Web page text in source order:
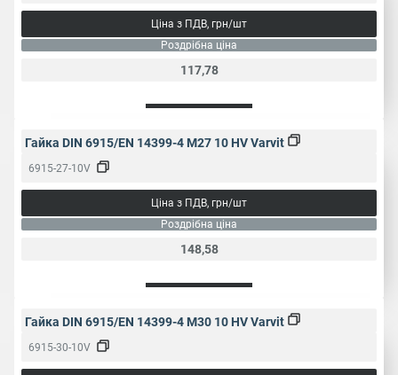
Ціна з ПДВ, грн/шт
Роздрібна ціна
117,78
Гайка DIN 6915/EN 14399-4 M27 10 HV Varvit
6915-27-10V
Ціна з ПДВ, грн/шт
Роздрібна ціна
148,58
Гайка DIN 6915/EN 14399-4 M30 10 HV Varvit
6915-30-10V